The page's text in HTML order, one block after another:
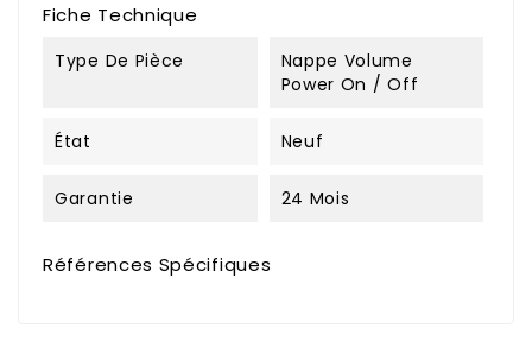
Fiche Technique
Type De Pièce
Nappe Volume
Power On / Off
État Neuf
Garantie 24 Mois
Références Spécifiques